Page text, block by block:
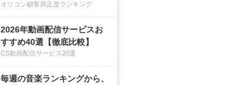
オリコン顧客満足度ランキング
2026年動画配信サービスお
すすめ40選【徹底比較】
CS動画配信サービス20選
毎週の音楽ランキングから、